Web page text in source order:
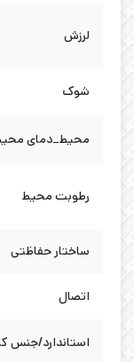
لرزش
شوک
محیط_دمای
رطوبت محیط
ساختار حفاظتی
اتصال
استاندارد/جنس